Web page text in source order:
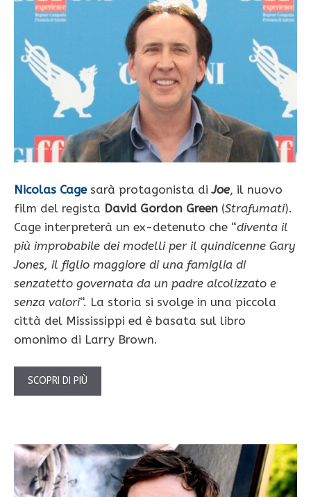
Nicolas Cagesarà protagonista diJoe, il nuovo
film del regista David Gordon Green (Strafumati).
Cage interpreterà un ex-detenuto che “diventa il
più improbabile dei modelli per il quindicenne Gary
Jones, il figlio maggiore di una famiglia di
senzatetto governata da un padre alcolizzato e
senza valori“. La storia si svolge in una piccola
città del Mississippi ed è basata sul libro
omonimo di Larry Brown.
SCOPRI DI PIÙ